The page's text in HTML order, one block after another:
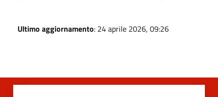
Ultimo aggiornamento: 24 aprile 2026, 09:26